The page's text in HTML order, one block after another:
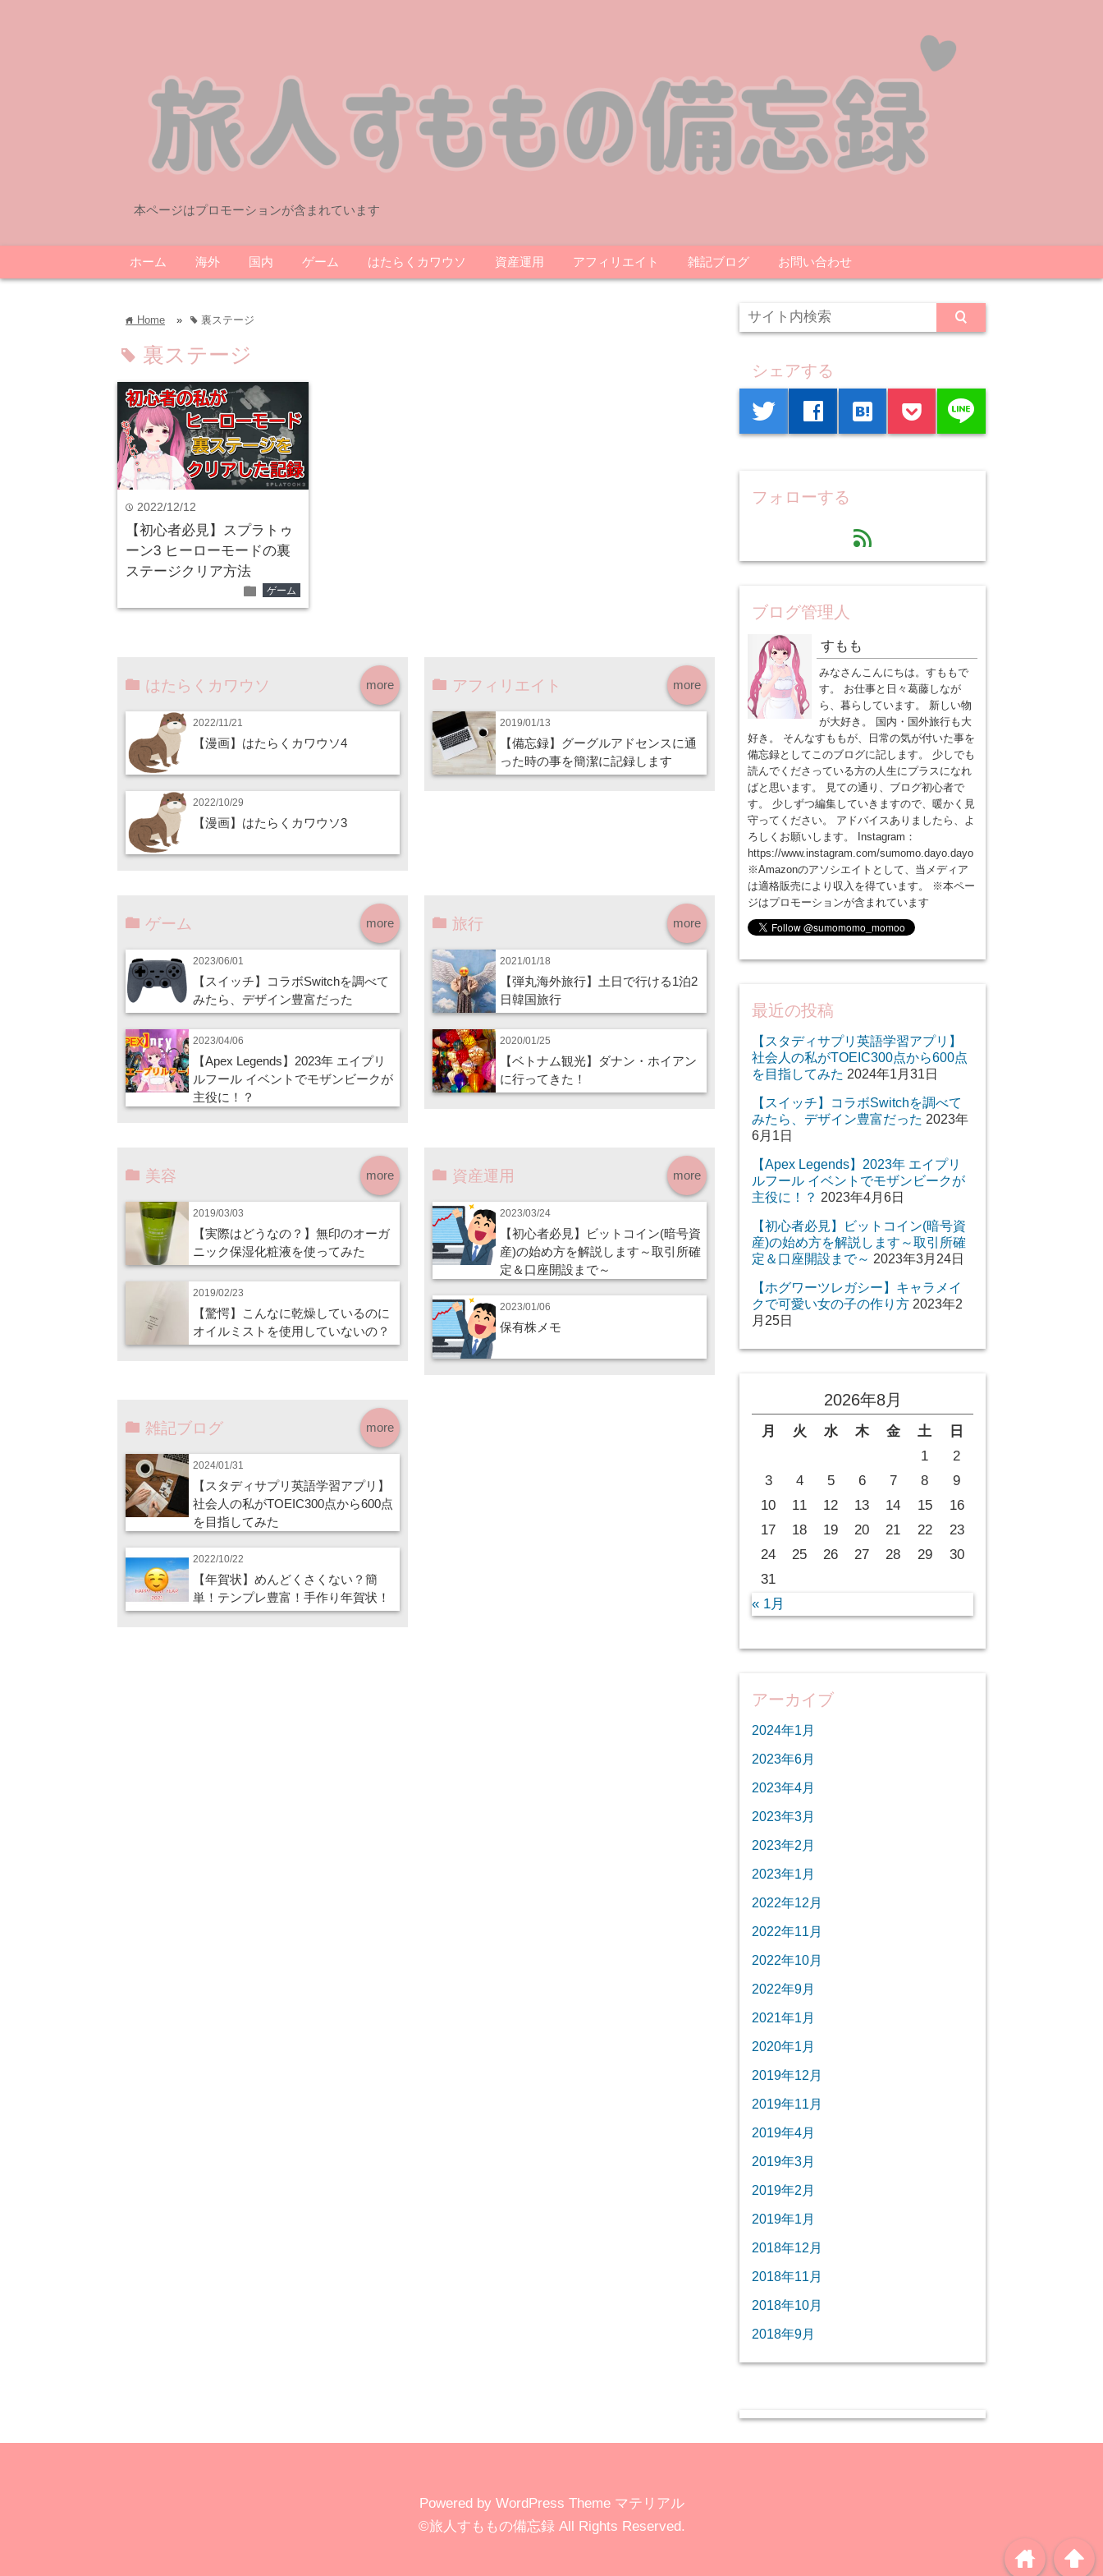
本ページはプロモーションが含まれています
ホーム 海外 国内 ゲーム はたらくカワウソ 資産運用 アフィリエイト 雑記ブログ お問い合わせ
home Home » tag 裏ステージ
tag 裏ステージ
time 2022/12/12
【初心者必見】スプラトゥ
ーン3 ヒーローモードの裏
ステージクリア方法
folder ゲーム
more
はたらくカワウソ
2022/11/21
【漫画】はたらくカワウソ4
2022/10/29
【漫画】はたらくカワウソ3
more
アフィリエイト
2019/01/13
【備忘録】グーグルアドセンスに通
った時の事を簡潔に記録します
more
ゲーム
2023/06/01
【スイッチ】コラボSwitchを調べて
みたら、デザイン豊富だった
2023/04/06
【Apex Legends】2023年 エイプリ
ルフール イベントでモザンビークが
主役に！？
more
旅行
2021/01/18
【弾丸海外旅行】土日で行ける1泊2
日韓国旅行
2020/01/25
【ベトナム観光】ダナン・ホイアン
に行ってきた！
more
美容
2019/03/03
【実際はどうなの？】無印のオーガ
ニック保湿化粧液を使ってみた
2019/02/23
【驚愕】こんなに乾燥しているのに
オイルミストを使用していないの？
more
資産運用
2023/03/24
【初心者必見】ビットコイン(暗号資
産)の始め方を解説します～取引所確
定＆口座開設まで～
2023/01/06
保有株メモ
more
雑記ブログ
2024/01/31
【スタディサプリ英語学習アプリ】
社会人の私がTOEIC300点から600点
を目指してみた
2022/10/22
【年賀状】めんどくさくない？簡
単！テンプレ豊富！手作り年賀状！
シェアする
twitter facebook hatenabookmark line
フォローする
feed
ブログ管理人
すもも
みなさんこんにちは。すももで
す。 お仕事と日々葛藤しなが
ら、暮らしています。 新しい物
が大好き。 国内・国外旅行も大
好き。 そんなすももが、日常の気が付いた事を
備忘録としてこのブログに記します。 少しでも
読んでくださっている方の人生にプラスになれ
ばと思います。 見ての通り、ブログ初心者で
す。 少しずつ編集していきますので、暖かく見
守ってください。 アドバイスありましたら、よ
ろしくお願いします。 Instagram：
https://www.instagram.com/sumomo.dayo.dayo
※Amazonのアソシエイトとして、当メディア
は適格販売により収入を得ています。 ※本ペー
ジはプロモーションが含まれています
最近の投稿
【スタディサプリ英語学習アプリ】
社会人の私がTOEIC300点から600点
を目指してみた 2024年1月31日
【スイッチ】コラボSwitchを調べて
みたら、デザイン豊富だった 2023年
6月1日
【Apex Legends】2023年 エイプリ
ルフール イベントでモザンビークが
主役に！？ 2023年4月6日
【初心者必見】ビットコイン(暗号資
産)の始め方を解説します～取引所確
定＆口座開設まで～ 2023年3月24日
【ホグワーツレガシー】キャラメイ
クで可愛い女の子の作り方 2023年2
月25日
2026年8月
月 火 水 木 金 土
日
1
2
3
4 5 6 7 8
9
10
11 12 13 14 15
16
17
18 19 20 21 22
23
24
25 26 27 28 29
30
31
« 1月
アーカイブ
2024年1月
2023年6月
2023年4月
2023年3月
2023年2月
2023年1月
2022年12月
2022年11月
2022年10月
2022年9月
2021年1月
2020年1月
2019年12月
2019年11月
2019年4月
2019年3月
2019年2月
2019年1月
2018年12月
2018年11月
2018年10月
2018年9月
Powered by WordPress Theme マテリアル
©旅人すももの備忘録 All Rights Reserved.
arrowup
home